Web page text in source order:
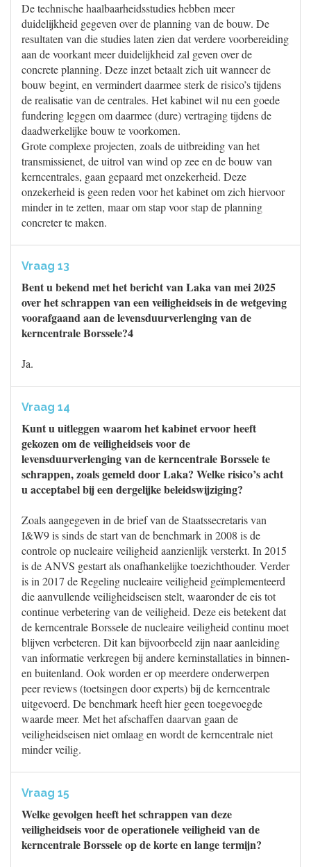
De technische haalbaarheidsstudies hebben meer
duidelijkheid gegeven over de planning van de bouw. De
resultaten van die studies laten zien dat verdere voorbereiding
aan de voorkant meer duidelijkheid zal geven over de
concrete planning. Deze inzet betaalt zich uit wanneer de
bouw begint, en vermindert daarmee sterk de risico’s tijdens
de realisatie van de centrales. Het kabinet wil nu een goede
fundering leggen om daarmee (dure) vertraging tijdens de
daadwerkelijke bouw te voorkomen.
Grote complexe projecten, zoals de uitbreiding van het
transmissienet, de uitrol van wind op zee en de bouw van
kerncentrales, gaan gepaard met onzekerheid. Deze
onzekerheid is geen reden voor het kabinet om zich hiervoor
minder in te zetten, maar om stap voor stap de planning
concreter te maken.
Vraag 13
Bent u bekend met het bericht van Laka van mei 2025
over het schrappen van een veiligheidseis in de wetgeving
voorafgaand aan de levensduurverlenging van de
kerncentrale Borssele?4
Ja.
Vraag 14
Kunt u uitleggen waarom het kabinet ervoor heeft
gekozen om de veiligheidseis voor de
levensduurverlenging van de kerncentrale Borssele te
schrappen, zoals gemeld door Laka? Welke risico’s acht
u acceptabel bij een dergelijke beleidswijziging?
Zoals aangegeven in de brief van de Staatssecretaris van
I&W9 is sinds de start van de benchmark in 2008 is de
controle op nucleaire veiligheid aanzienlijk versterkt. In 2015
is de ANVS gestart als onafhankelijke toezichthouder. Verder
is in 2017 de Regeling nucleaire veiligheid geïmplementeerd
die aanvullende veiligheidseisen stelt, waaronder de eis tot
continue verbetering van de veiligheid. Deze eis betekent dat
de kerncentrale Borssele de nucleaire veiligheid continu moet
blijven verbeteren. Dit kan bijvoorbeeld zijn naar aanleiding
van informatie verkregen bij andere kerninstallaties in binnen-
en buitenland. Ook worden er op meerdere onderwerpen
peer reviews (toetsingen door experts) bij de kerncentrale
uitgevoerd. De benchmark heeft hier geen toegevoegde
waarde meer. Met het afschaffen daarvan gaan de
veiligheidseisen niet omlaag en wordt de kerncentrale niet
minder veilig.
Vraag 15
Welke gevolgen heeft het schrappen van deze
veiligheidseis voor de operationele veiligheid van de
kerncentrale Borssele op de korte en lange termijn?